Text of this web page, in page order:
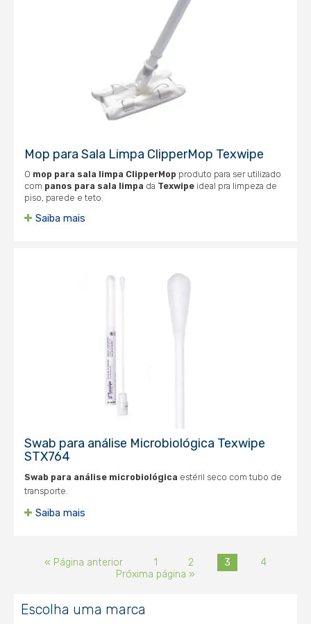
Mop para Sala Limpa ClipperMop Texwipe
O mop para sala limpa ClipperMop produto para ser utilizado
com panos para sala limpa da Texwipe ideal pra limpeza de
piso, parede e teto.
Saiba mais
Swab para análise Microbiológica Texwipe
STX764
Swab para análise microbiológica estéril seco com tubo de
transporte.
Saiba mais
« Página anterior 1 2 3
4
Próxima página »
Escolha uma marca